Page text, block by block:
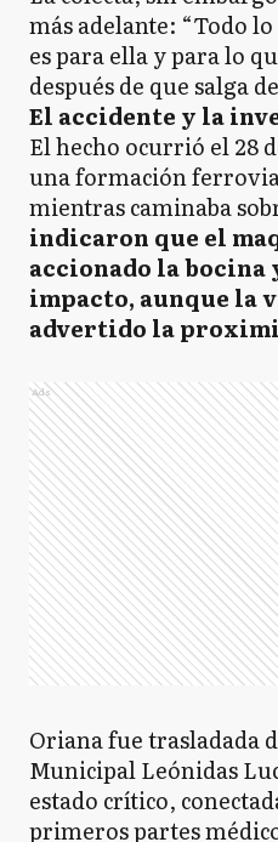
más adelante: “Todo
es para ella y para lo
después de que salga
El accidente y la
El hecho ocurrió el 28
una formación
mientras caminaba
indicaron que el
accionado la bocina
impacto, aunque la
advertido la
Ads
Oriana fue trasladada
Municipal Leónidas
estado crítico,
primeros partes